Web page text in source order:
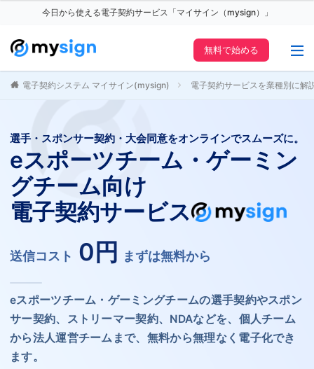
今日から使える電子契約サービス「マイサイン（mysign）」
無料で始める
電子契約システム マイサイン(mysign) 電子契約サービスを業種別に解
選手・スポンサー契約・大会同意をオンラインでスムーズに。
eスポーツチーム・ゲーミン
グチーム向け
電子契約サービス
送信コスト 0円 まずは無料から
eスポーツチーム・ゲーミングチームの選手契約やスポン
サー契約、ストリーマー契約、NDAなどを、個人チーム
から法人運営チームまで、無料から無理なく電子化でき
ます。